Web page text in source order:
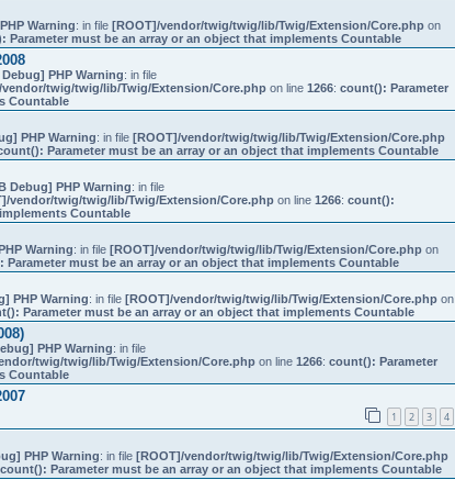
Warning: in file [ROOT]/vendor/twig/twig/lib/Twig/Extension/Core.phpon
Parameter must be an array or an object that implements Countable
PHP Warning: in file
vendor/twig/twig/lib/Twig/Extension/Core.phpon line 1266: count(): Parameter
Countable
PHP Warning: in file [ROOT]/vendor/twig/twig/lib/Twig/Extension/Core.php
Parameter must be an array or an object that implements Countable
Debug] PHP Warning: in file
vendor/twig/twig/lib/Twig/Extension/Core.phpon line 1266: count():
Countable
Warning: in file [ROOT]/vendor/twig/twig/lib/Twig/Extension/Core.phpon
Parameter must be an array or an object that implements Countable
PHP Warning: in file [ROOT]/vendor/twig/twig/lib/Twig/Extension/Core.phpon
Parameter must be an array or an object that implements Countable
PHP Warning: in file
twig/twig/lib/Twig/Extension/Core.phpon line 1266: count(): Parameter
Countable
1 2 3 4
PHP Warning: in file [ROOT]/vendor/twig/twig/lib/Twig/Extension/Core.php
count(): Parameter must be an array or an object that implements Countable